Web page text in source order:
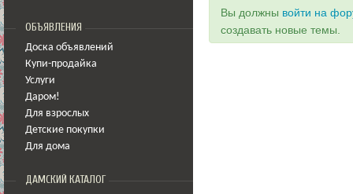
ОБЪЯВЛЕНИЯ
Доска объявлений
Купи-продайка
Услуги
Даром!
Для взрослых
Детские покупки
Для дома
ДАМСКИЙ КАТАЛОГ
Вы должны войти на
создавать новые темы.